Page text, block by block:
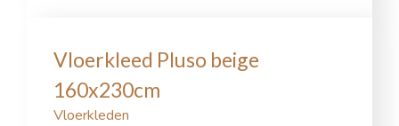
Vloerkleed Pluso beige
160x230cm
Vloerkleden